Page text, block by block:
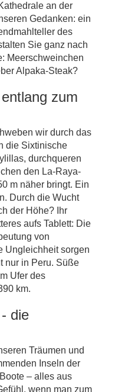
an der
Gedanken: ein
des
Sie ganz nach
Meerschweinchen
Alpaka-Steak?
zum
wir durch das
die Sixtinische
durchqueren
den La-Raya-
m näher bringt. Ein
Durch die Wucht
der Höhe? Ihr
aufs Tablett: Die
von
Ungleichheit sorgen
nur in Peru. Süße
Ufer des
km.
die
Träumen und
Inseln der
– alles aus
wenn man zum